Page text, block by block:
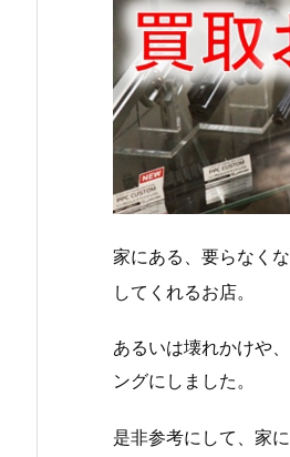
家にある、要らなく
してくれるお店。
あるいは壊れかけや
ングにしました。
是非参考にして、家